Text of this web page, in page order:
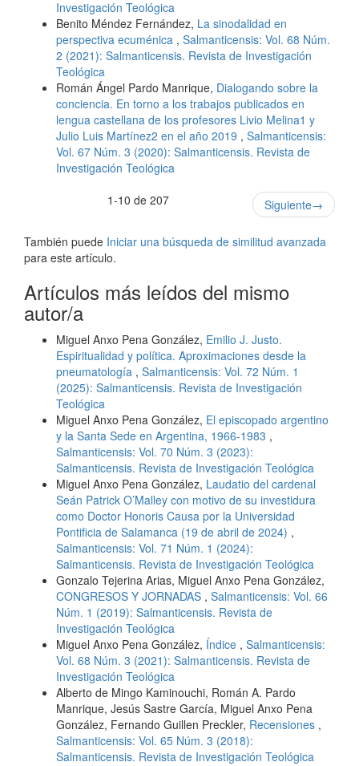
Investigación Teológica
Benito Méndez Fernández, La sinodalidad en
perspectiva ecuménica , Salmanticensis: Vol. 68 Núm.
2 (2021): Salmanticensis. Revista de Investigación
Teológica
Román Ángel Pardo Manrique, Dialogando sobre la
conciencia. En torno a los trabajos publicados en
lengua castellana de los profesores Livio Melina1 y
Julio Luis Martínez2 en el año 2019 , Salmanticensis:
Vol. 67 Núm. 3 (2020): Salmanticensis. Revista de
Investigación Teológica
1-10 de 207
Siguiente→
También puede Iniciar una búsqueda de similitud avanzada
para este artículo.
Artículos más leídos del mismo
autor/a
Miguel Anxo Pena González, Emilio J. Justo.
Espiritualidad y política. Aproximaciones desde la
pneumatología , Salmanticensis: Vol. 72 Núm. 1
(2025): Salmanticensis. Revista de Investigación
Teológica
Miguel Anxo Pena González, El episcopado argentino
y la Santa Sede en Argentina, 1966-1983 ,
Salmanticensis: Vol. 70 Núm. 3 (2023):
Salmanticensis. Revista de Investigación Teológica
Miguel Anxo Pena González, Laudatio del cardenal
Seán Patrick O’Malley con motivo de su investidura
como Doctor Honoris Causa por la Universidad
Pontificia de Salamanca (19 de abril de 2024) ,
Salmanticensis: Vol. 71 Núm. 1 (2024):
Salmanticensis. Revista de Investigación Teológica
Gonzalo Tejerina Arias, Miguel Anxo Pena González,
CONGRESOS Y JORNADAS , Salmanticensis: Vol. 66
Núm. 1 (2019): Salmanticensis. Revista de
Investigación Teológica
Miguel Anxo Pena González, Índice , Salmanticensis:
Vol. 68 Núm. 3 (2021): Salmanticensis. Revista de
Investigación Teológica
Alberto de Mingo Kaminouchi, Román A. Pardo
Manrique, Jesús Sastre García, Miguel Anxo Pena
González, Fernando Guillen Preckler, Recensiones ,
Salmanticensis: Vol. 65 Núm. 3 (2018):
Salmanticensis. Revista de Investigación Teológica